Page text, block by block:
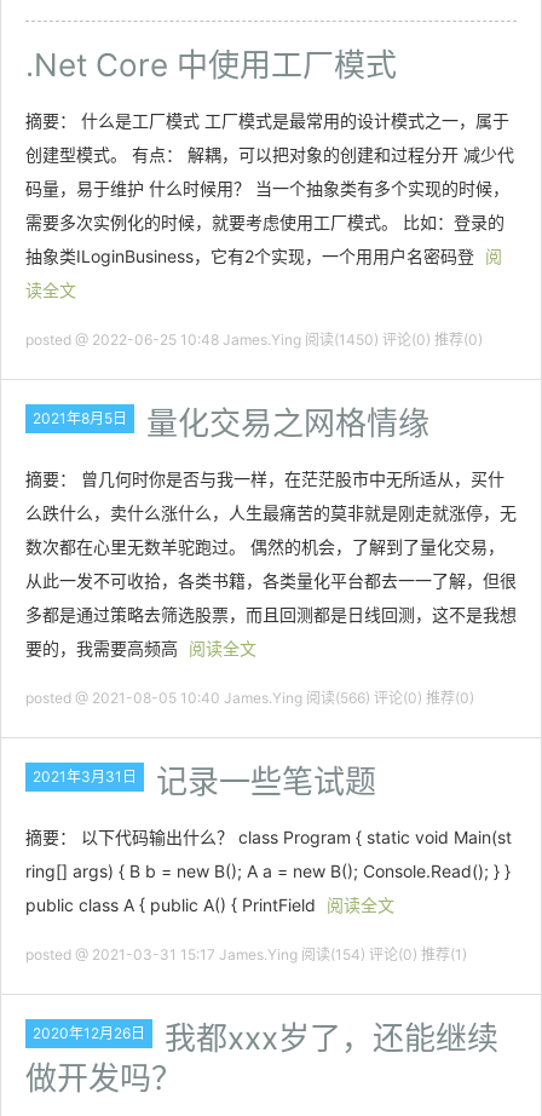
.Net Core 中使用工厂模式
摘要： 什么是工厂模式 工厂模式是最常用的设计模式之一，属于
创建型模式。 有点： 解耦，可以把对象的创建和过程分开 减少代
码量，易于维护 什么时候用？ 当一个抽象类有多个实现的时候，
需要多次实例化的时候，就要考虑使用工厂模式。 比如：登录的
抽象类ILoginBusiness，它有2个实现，一个用用户名密码登 阅
读全文
posted @ 2022-06-25 10:48 James.Ying 阅读(1450) 评论(0) 推荐(0)
2021年8月5日 量化交易之网格情缘
摘要： 曾几何时你是否与我一样，在茫茫股市中无所适从，买什
么跌什么，卖什么涨什么，人生最痛苦的莫非就是刚走就涨停，无
数次都在心里无数羊驼跑过。 偶然的机会，了解到了量化交易，
从此一发不可收拾，各类书籍，各类量化平台都去一一了解，但很
多都是通过策略去筛选股票，而且回测都是日线回测，这不是我想
要的，我需要高频高 阅读全文
posted @ 2021-08-05 10:40 James.Ying 阅读(566) 评论(0) 推荐(0)
2021年3月31日 记录一些笔试题
摘要： 以下代码输出什么？ class Program { static void Main(st
ring[] args) { B b = new B(); A a = new B(); Console.Read(); } }
public class A { public A() { PrintField
阅读全文
posted @ 2021-03-31 15:17 James.Ying 阅读(154) 评论(0) 推荐(1)
2020年12月26日
我都xxx岁了，还能继续
做开发吗？